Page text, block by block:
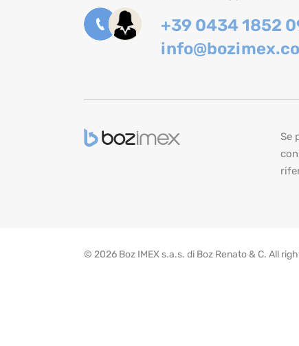
+39 0434 1852
Se
© 2026 Boz IMEX s.a.s. di Boz Renato & C. All